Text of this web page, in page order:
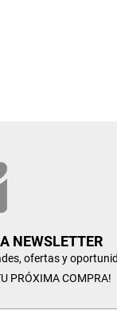
NEWSLETTER
ofertas y
PRÓXIMA COMPRA!